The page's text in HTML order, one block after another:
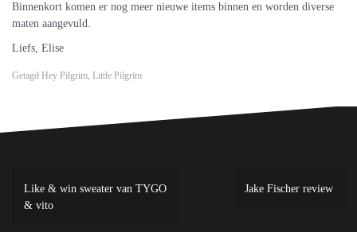
Binnenkort komen er nog meer nieuwe items binnen en worden diverse
maten aangevuld.
Liefs, Elise
Getagd Hey Pilgrim, Little Pilgrim
Bericht
navigatie
Like & win sweater van TYGO
& vito
Jake Fischer review